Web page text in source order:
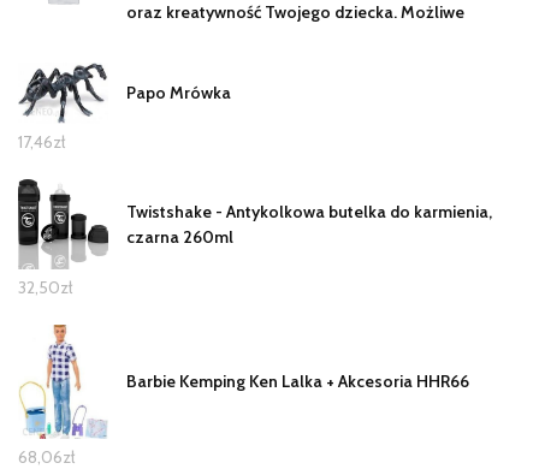
oraz kreatywność Twojego dziecka. Możliwe
Papo Mrówka
17,46zł
Twistshake - Antykolkowa butelka do karmienia,
czarna 260ml
32,50zł
Barbie Kemping Ken Lalka + Akcesoria HHR66
68,06zł